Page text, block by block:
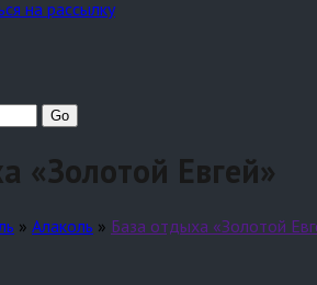
на рассылку
«Золотой Евгей»
» Алаколь » База отдыха «Золотой